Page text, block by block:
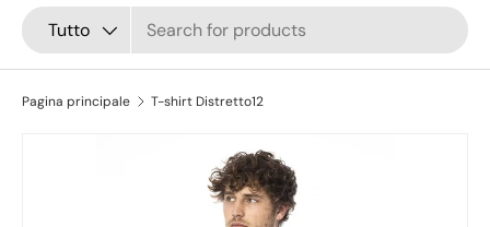
Cerca
Tipo prodotto
Tutto
Pagina principale T-shirt Distretto12